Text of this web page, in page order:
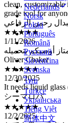
Nederlands
Norsk
Polski
Português
Română
Русский
Slovenčina
Svenska
ไทย
Türkçe
Українська
Tiếng Việt
简体中文
رحمن الرفاعي
★★★★★
1/11/2026
أوصيكم بتحميله
Oliver Chaker
★★★★★
12/30/2025
It needs liquid glass
シーマロバ
★★★★★
12/2/2025
とても良いです
した、改善するこ